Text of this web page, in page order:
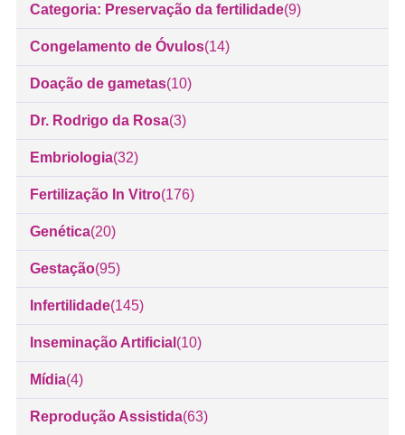
Categoria: Preservação da fertilidade(9)
Congelamento de Óvulos(14)
Doação de gametas(10)
Dr. Rodrigo da Rosa(3)
Embriologia(32)
Fertilização In Vitro(176)
Genética(20)
Gestação(95)
Infertilidade(145)
Inseminação Artificial (10)
Mídia(4)
Reprodução Assistida(63)